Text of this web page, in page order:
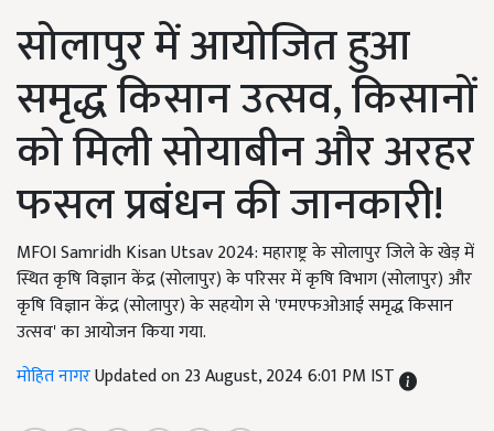
सोलापुर में आयोजित हुआ
समृद्ध किसान उत्सव, किसानों
को मिली सोयाबीन और अरहर
फसल प्रबंधन की जानकारी!
MFOI Samridh Kisan Utsav 2024: महाराष्ट्र के सोलापुर जिले के खेड़ में
स्थित कृषि विज्ञान केंद्र (सोलापुर) के परिसर में कृषि विभाग (सोलापुर) और
कृषि विज्ञान केंद्र (सोलापुर) के सहयोग से 'एमएफओआई समृद्ध किसान
उत्सव' का आयोजन किया गया.
मोहित नागरUpdated on 23 August, 2024 6:01 PM IST